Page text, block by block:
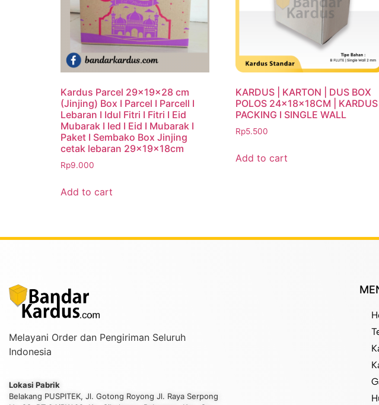
Kardus Parcel 29x19x28 cm
(Jinjing) Box I Parcel I Parcell I
Lebaran I Idul Fitri I Fitri I Eid
Mubarak I Ied I Eid I Mubarak I
Paket I Sembako Box Jinjing
cetak lebaran 29x19x18cm
Rp9.000
Add to cart
KARDUS | KARTON | DUS BOX
POLOS 24x18x18CM | KARDUS
PACKING I SINGLE WALL
Rp5.500
Add to cart
Melayani Order dan Pengiriman Seluruh
Indonesia
Lokasi Pabrik
Belakang PUSPITEK, Jl. Gotong Royong Jl. Raya Serpong